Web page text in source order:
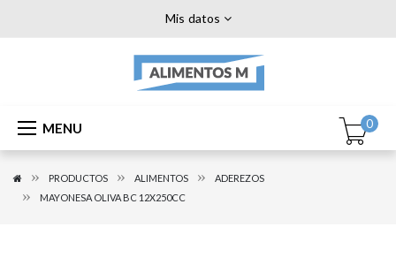
Mis datos
MENU 0
PRODUCTOS ALIMENTOS
ADEREZOS
MAYONESA OLIVA BC 12X250CC